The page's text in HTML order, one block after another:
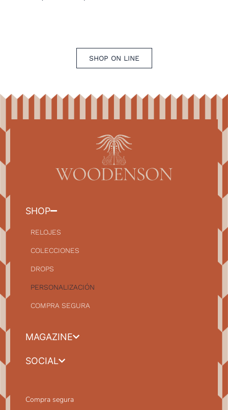
SHOP ON LINE
SHOP
RELOJES
COLECCIONES
DROPS
PERSONALIZACIÓN
COMPRA SEGURA
MAGAZINE
SOCIAL
Compra segura